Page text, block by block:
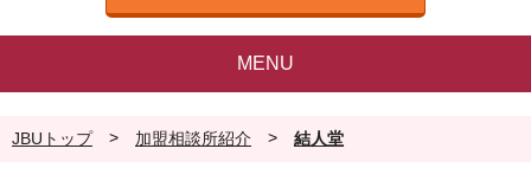
MENU
JBUトップ > 加盟相談所紹介 > 結人堂